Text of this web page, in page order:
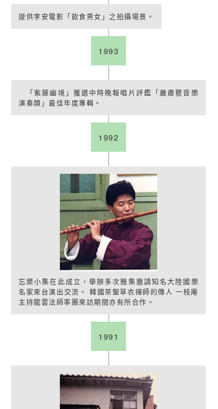
提供李安電影「飲食男女」之拍攝場景。
1993
「紫藤幽境」獲選中時晚報唱片評鑑「嚴肅暨音樂
演奏類」最佳年度專輯。
1992
忘樂小集在此成立，舉辦多次雅集邀請知名大陸國樂
名家來台演出交流。 韓國茶聖草衣禪師的傳人 一枝庵
主持龍雲法師率團來訪期間亦有所合作。
1991